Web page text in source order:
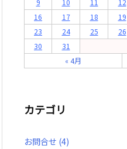
9
10 11 12
16
17 18 19
23
24 25 26
30
31
« 4月
カテゴリ
お問合せ (4)